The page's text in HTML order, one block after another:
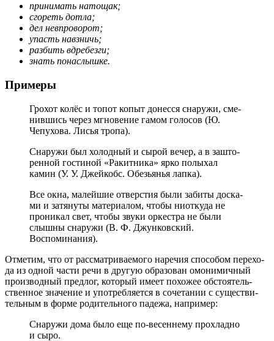
при­ни­мать нато­щак;
сго­реть дотла;
дел нев­про­во­рот;
упасть навз­ничь;
раз­бить вдре­без­ги;
знать пона­слыш­ке.
Примеры
Грохот колёс и топот копыт донес­ся сна­ру­жи, сме­
нив­шись через мгно­ве­ние гамом голо­сов (Ю.
Чепухова. Лисья тро­па).
Снаружи был холод­ный и сырой вечер, а в зашто­
рен­ной гости­ной «Ракитника» ярко полы­хал
камин (У. У. Джейкобс. Обезьянья лап­ка).
Все окна, малей­шие отвер­стия были заби­ты дос­ка­
ми и затя­ну­ты мате­ри­а­лом, что­бы ниот­ку­да не
про­ни­кал свет, что­бы зву­ки оркест­ра не были
слыш­ны сна­ру­жи (В. Ф. Джунковский.
Воспоминания).
Отметим, что от рас­смат­ри­ва­е­мо­го наре­чия спо­со­бом пере­хо­
да из одной части речи в дру­гую обра­зо­ван омо­ни­мич­ный
про­из­вод­ный пред­лог, кото­рый име­ет похо­жее обсто­я­тель­
ствен­ное зна­че­ние и упо­треб­ля­ет­ся в соче­та­нии с суще­стви­
тель­ным в фор­ме роди­тель­но­го паде­жа, напри­мер:
Снаружи дома было еще по-весеннему про­хлад­но
и сыро.